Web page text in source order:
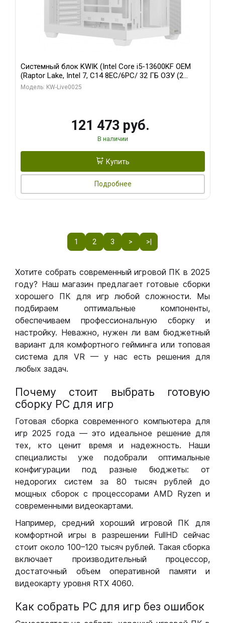
Системный блок KWIK (Intel Core i5-13600KF OEM
(Raptor Lake, Intel 7, C14 8EC/6PC/ 32 ГБ ОЗУ (2
модуля)/ Gigabyte RTX5060 WINDFORCE OC 8GB
Модель: KW-Live0025
121 473 руб.
В наличии
Купить
Подробнее
1 2 3 > >|
Хотите собрать современный игровой ПК в 2025
году? Наш магазин предлагает готовые сборки
хорошего ПК для игр любой сложности. Мы
подбираем оптимальные компоненты,
обеспечиваем профессиональную сборку и
настройку. Неважно, нужен ли вам бюджетный
вариант для комфортного гейминга или топовая
система для VR — у нас есть решения для
любых задач.
Почему стоит выбрать готовую
сборку РС для игр
Готовая сборка современного компьютера для
игр 2025 года — это идеальное решение для
тех, кто ценит время и надежность. Наши
специалисты уже подобрали оптимальные
конфигурации под разные бюджеты: от
недорогих систем за 80 тысяч рублей до
мощных сборок с процессорами AMD Ryzen и
современными видеокартами.
Например, средний хороший игровой ПК для
комфортной игры в разрешении FullHD сейчас
стоит около 100–120 тысяч рублей. Такая сборка
включает производительный процессор,
достаточный объем оперативной памяти и
видеокарту уровня RTX 4060.
Как собрать РС для игр без ошибок